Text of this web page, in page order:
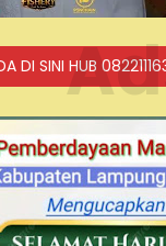
DI SINI HUB